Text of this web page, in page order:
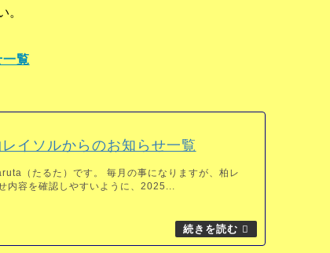
。
覧
イソルからのお知らせ一覧
（たるた）です。 毎月の事になりますが、柏レ
内容を確認しやすいように、2025...